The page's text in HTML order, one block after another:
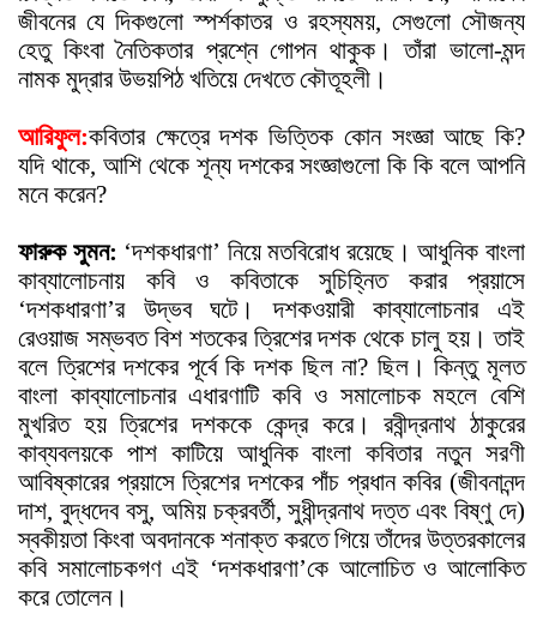
জীবনের যে দিকগুলো স্পর্শকাতর ও রহস্যময়, সেগুলো সৌজন্য
হেতু কিংবা নৈতিকতার প্রশ্নে গোপন থাকুক। তাঁরা ভালো-মন্দ
নামক মুদ্রার উভয়পিঠ খতিয়ে দেখতে কৌতূহলী।
আরিফুল:কবিতার ক্ষেত্রে দশক ভিত্তিক কোন সংজ্ঞা আছে কি?
যদি থাকে, আশি থেকে শূন্য দশকের সংজ্ঞাগুলো কি কি বলে আপনি
মনে করেন?
ফারুক সুমন: ‘দশকধারণা’ নিয়ে মতবিরোধ রয়েছে। আধুনিক বাংলা
কাব্যালোচনায় কবি ও কবিতাকে সুচিহ্নিত করার প্রয়াসে
‘দশকধারণা’র উদ্ভব ঘটে। দশকওয়ারী কাব্যালোচনার এই
রেওয়াজ সম্ভবত বিশ শতকের ত্রিশের দশক থেকে চালু হয়। তাই
বলে ত্রিশের দশকের পূর্বে কি দশক ছিল না? ছিল। কিন্তু মূলত
বাংলা কাব্যালোচনার এধারণাটি কবি ও সমালোচক মহলে বেশি
মুখরিত হয় ত্রিশের দশককে কেন্দ্র করে। রবীন্দ্রনাথ ঠাকুরের
কাব্যবলয়কে পাশ কাটিয়ে আধুনিক বাংলা কবিতার নতুন সরণী
আবিষ্কারের প্রয়াসে ত্রিশের দশকের পাঁচ প্রধান কবির (জীবনানন্দ
দাশ, বুদ্ধদেব বসু, অমিয় চক্রবর্তী, সুধীন্দ্রনাথ দত্ত এবং বিষ্ণু দে)
স্বকীয়তা কিংবা অবদানকে শনাক্ত করতে গিয়ে তাঁদের উত্তরকালের
কবি সমালোচকগণ এই ‘দশকধারণা’কে আলোচিত ও আলোকিত
করে তোলেন।